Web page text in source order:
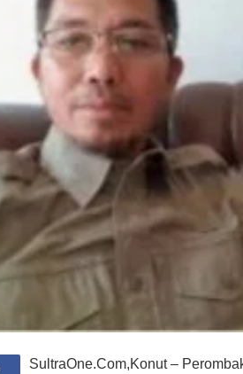
SultraOne.Com,Konut –